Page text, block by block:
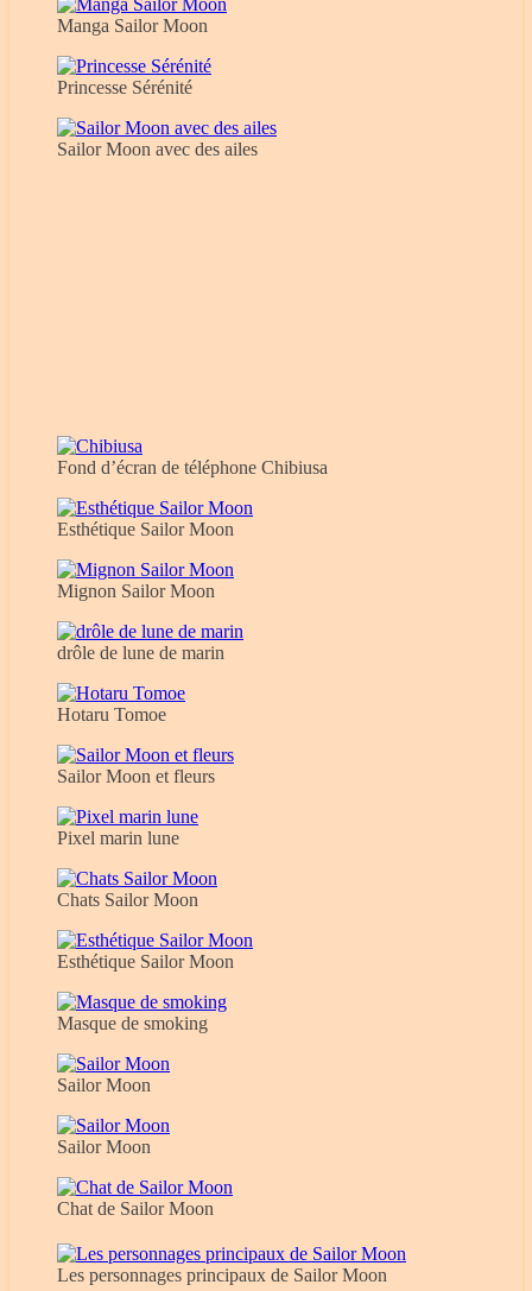
Manga Sailor Moon
Princesse Sérénité
Sailor Moon avec des ailes
Fond d’écran de téléphone Chibiusa
Esthétique Sailor Moon
Mignon Sailor Moon
drôle de lune de marin
Hotaru Tomoe
Sailor Moon et fleurs
Pixel marin lune
Chats Sailor Moon
Esthétique Sailor Moon
Masque de smoking
Sailor Moon
Sailor Moon
Chat de Sailor Moon
Les personnages principaux de Sailor Moon